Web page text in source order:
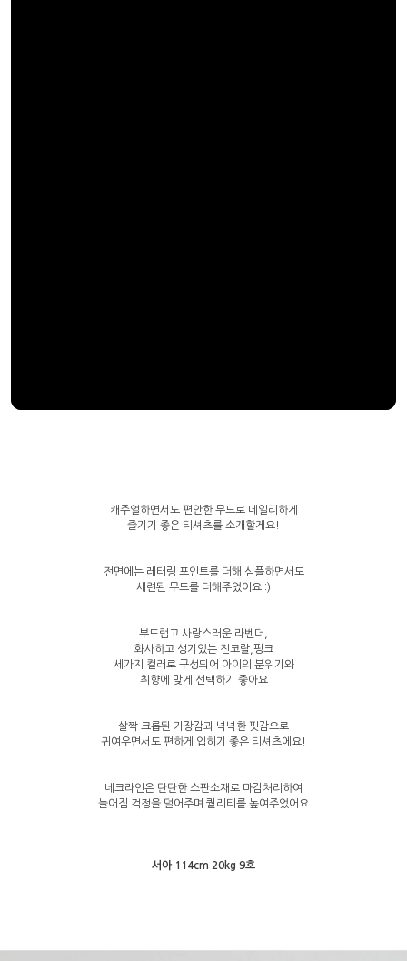
캐주얼하면서도 편안한 무드로 데일리하게
즐기기 좋은 티셔츠를 소개할게요!
전면에는 레터링 포인트를 더해 심플하면서도
세련된 무드를 더해주었어요 :)
부드럽고 사랑스러운 라벤더,
화사하고 생기있는 진코랄,핑크
세가지 컬러로 구성되어 아이의 분위기와
취향에 맞게 선택하기 좋아요
살짝 크롭된 기장감과 넉넉한 핏감으로
귀여우면서도 편하게 입히기 좋은 티셔츠에요!
네크라인은 탄탄한 스판소재로 마감처리하여
늘어짐 걱정을 덜어주며 퀄리티를 높여주었어요
서아 114cm 20kg 9호